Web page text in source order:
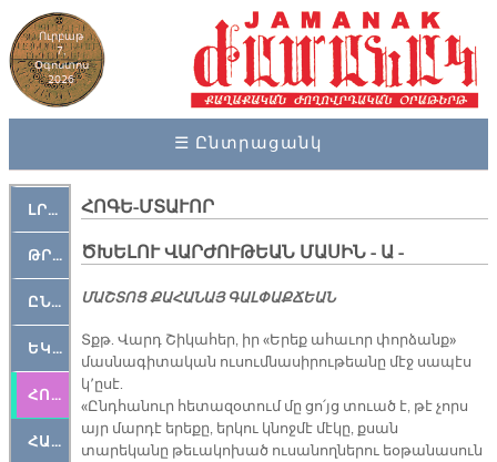
Ուրբաթ
7,
Օգոստոս
2026
☰ Ընտրացանկ
ԼՐԱՀՈՍ
ԹՐՔԱՀԱՅ ԿԵԱՆՔ
ԸՆԿԵՐԱՄՇԱԿՈՒԹԱՅԻՆ
ԵԿԵՂԵՑԱԿԱՆ
ՀՈԳԵՄՏԱՒՈՐ
ՀԱՐԹԱԿ
ՀՈԳԵ-ՄՏԱՒՈՐ
ԾԽԵԼՈՒ ՎԱՐԺՈՒԹԵԱՆ ՄԱՍԻՆ - Ա -
ՄԱՇ­ՏՈՑ ՔԱ­ՀԱ­ՆԱՅ ԳԱԼ­ՓԱՔ­ՃԵԱՆ
Տքթ. Վարդ Շիկահեր, իր «Երեք ահաւոր փորձանք»
մասնագիտական ուսումնասիրութեանը մէջ սապէս
կ՚ըսէ.
«Ընդհանուր հետազօտում մը ցո՛յց տուած է, թէ չորս
այր մարդէ երեքը, երկու կնոջմէ մէկը, քսան
տարեկանը թեւակոխած ուսանողներու եօթանասուն